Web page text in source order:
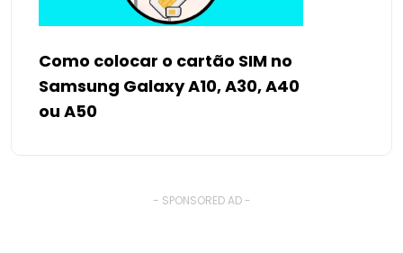
Como colocar o cartão SIM no
Samsung Galaxy A10, A30, A40
ou A50
- SPONSORED AD -